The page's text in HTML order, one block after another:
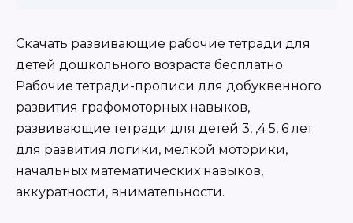
Скачать развивающие рабочие тетради для
детей дошкольного возраста бесплатно.
Рабочие тетради-прописи для добуквенного
развития графомоторных навыков,
развивающие тетради для детей 3, ,4 5, 6 лет
для развития логики, мелкой моторики,
начальных математических навыков,
аккуратности, внимательности.